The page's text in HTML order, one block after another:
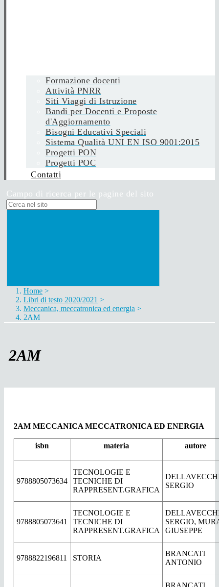
Formazione docenti
Attività PNRR
Siti Viaggi di Istruzione
Bandi per Docenti e Proposte
d'Aggiornamento
Bisogni Educativi Speciali
Sistema Qualità UNI EN ISO 9001:2015
Progetti PON
Progetti POC
Contatti
Campo di ricerca per le pagine del sito
Home >
Libri di testo 2020/2021 >
Meccanica, meccatronica ed energia >
2AM
2AM
2AM MECCANICA MECCATRONICA ED ENERGIA
isbn materia autore
9788805073634
TECNOLOGIE E
TECNICHE DI
RAPPRESENT.GRAFICA
SERGIO
9788805073641
TECNOLOGIE E
TECNICHE DI
RAPPRESENT.GRAFICA
SERGIO,
GIUSEPPE
9788822196811 STORIA
BRANCATI
ANTONIO